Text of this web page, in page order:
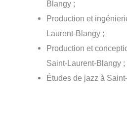
Blangy ;
Production et
Laurent-Blangy ;
Production et
Saint-Laurent-Blangy ;
Études de jazz à